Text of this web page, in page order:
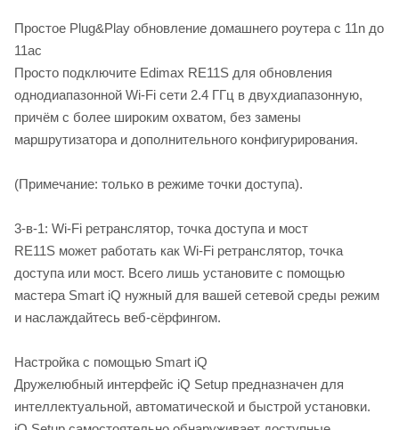
Простое Plug&Play обновление домашнего роутера с 11n до
11ac
Просто подключите Edimax RE11S для обновления
однодиапазонной Wi-Fi сети 2.4 ГГц в двухдиапазонную,
причём с более широким охватом, без замены
маршрутизатора и дополнительного конфигурирования.
(Примечание: только в режиме точки доступа).
3-в-1: Wi-Fi ретранслятор, точка доступа и мост
RE11S может работать как Wi-Fi ретранслятор, точка
доступа или мост. Всего лишь установите с помощью
мастера Smart iQ нужный для вашей сетевой среды режим
и наслаждайтесь веб-сёрфингом.
Настройка с помощью Smart iQ
Дружелюбный интерфейс iQ Setup предназначен для
интеллектуальной, автоматической и быстрой установки.